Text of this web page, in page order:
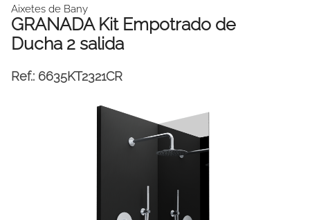
Aixetes de Bany
GRANADA Kit Empotrado de
Ducha 2 salida
Ref.: 6635KT2321CR